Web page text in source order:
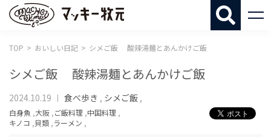
TOP おいしい日記 シメご飯 酸辣湯麺とあんかけご飯
シメご飯 酸辣湯麺とあんかけご飯
2024.10.19 食べ歩き , シメご飯 ,
白身魚 ,大阪 ,ご飯料理 ,中国料理 ,
キノコ ,貝類 ,ラーメン ,